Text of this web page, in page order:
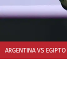
ARGENTINA VS EGIPTO